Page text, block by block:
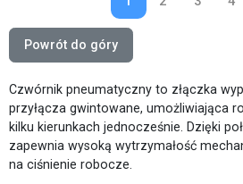
Powrót do góry
Czwórnik pneumatyczny to złączka
przyłącza gwintowane, umożliwiająca
kilku kierunkach jednocześnie. Dzięki
zapewnia wysoką wytrzymałość
na ciśnienie robocze.